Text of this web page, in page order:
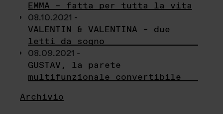
EMMA – fatta per tutta la vita
08.10.2021 -
VALENTIN & VALENTINA – due
letti da sogno
08.09.2021 -
GUSTAV, la parete
multifunzionale convertibile
Archivio